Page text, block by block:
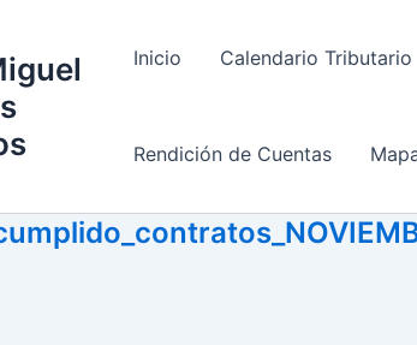
Inicio Calendario Tributario
Rendición de Cuentas